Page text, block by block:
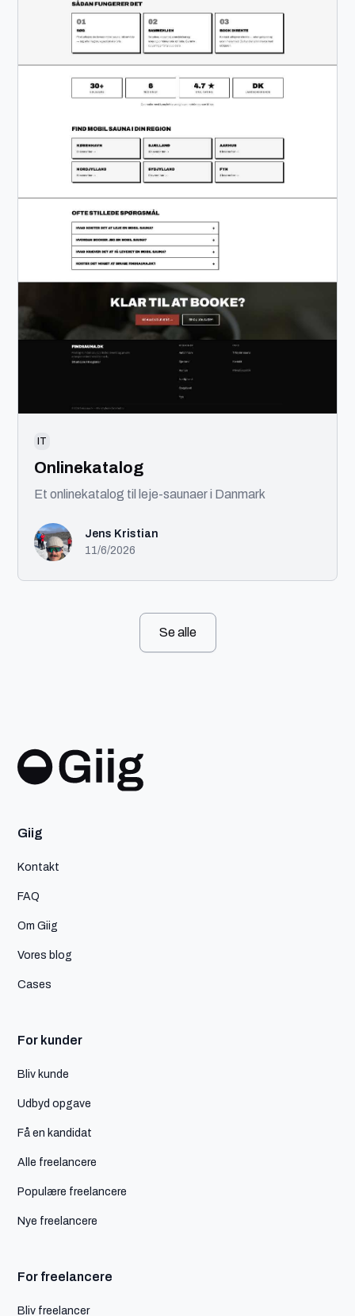
IT
Onlinekatalog
Et onlinekatalog til leje-saunaer i Danmark
Jens Kristian
11/6/2026
Se alle
Giig
Kontakt
FAQ
Om Giig
Vores blog
Cases
For kunder
Bliv kunde
Udbyd opgave
Få en kandidat
Alle freelancere
Populære freelancere
Nye freelancere
For freelancere
Bliv freelancer